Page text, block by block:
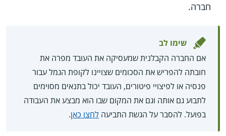
חברה.
שימו לב
אם החברה הקבלנית שמעסיקה את העובד מפרה את
חובתה להפריש את הסכומים שצויינו לקופת הגמל עבור
פנסיה או לפיצויי פיטורים, העובד יכול בתנאים מסוימים
לתבוע גם אותה וגם את המקום שבו הוא מבצע את העבודה
בפועל. להסבר על הגשת התביעה לחצו כאן.